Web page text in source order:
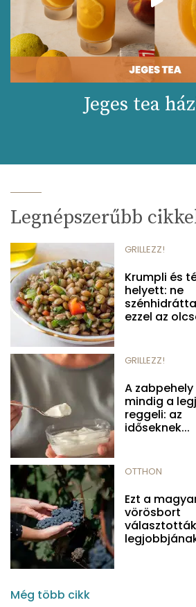
Jeges tea
Legnépszerűbb
GRILLEZZ!
Krumpli és
helyett: ne
ezzel az
GRILLEZZ!
A
mindig a
reggeli: az
időseknek...
OTTHON
Ezt a
vörösbort
Még több cikk